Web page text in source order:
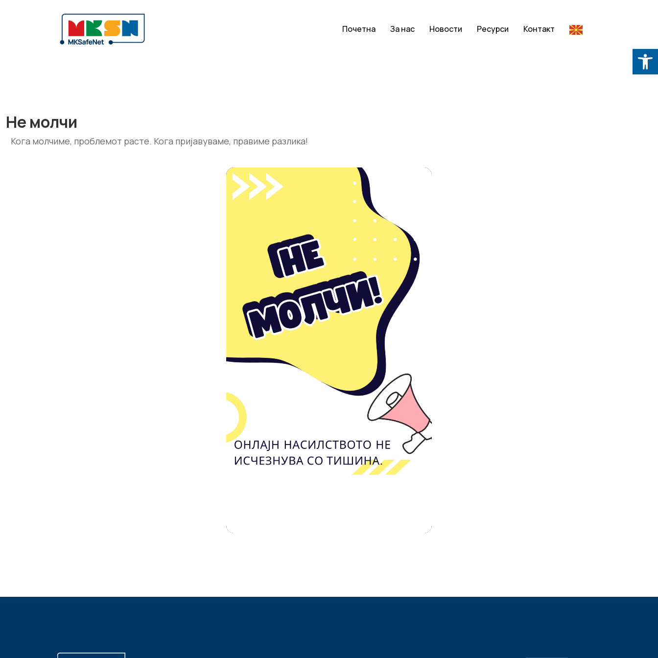
Почетна За нас Новости Ресурси Контакт
Не молчи
Кога молчиме, проблемот расте. Кога пријавуваме, правиме разлика!